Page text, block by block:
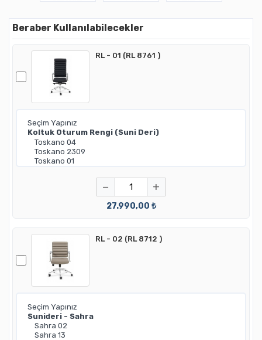
Beraber Kullanılabilecekler
RL - 01 (RL 8761 )
− +
27.990,00 ₺
RL - 02 (RL 8712 )